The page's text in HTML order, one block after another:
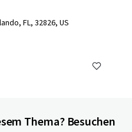
FL, 32826, US
Thema? Besuchen